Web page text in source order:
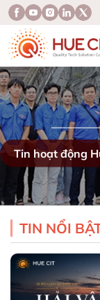
Tin hoạt động
TIN NỔI